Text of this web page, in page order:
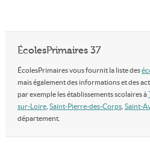
ÉcolesPrimaires 37
ÉcolesPrimaires vous fournit la liste des
mais également des informations et des
par exemple les établissements scolaires à
sur-Loire, Saint-Pierre-des-Corps, Saint-
département.